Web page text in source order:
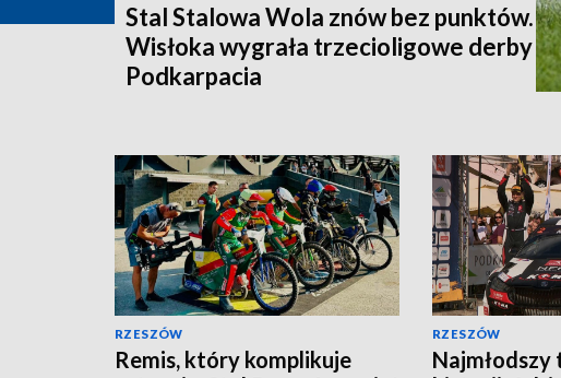
Stal Stalowa Wola znów bez punktów.
Wisłoka wygrała trzecioligowe derby
Podkarpacia
RZESZÓW
Remis, który komplikuje
RZESZÓW